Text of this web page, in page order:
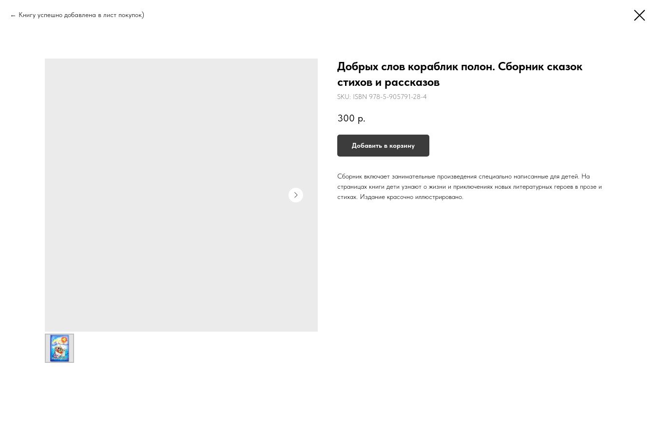
Книгу успешно добавлена в лист покупок)
Добрых слов кораблик полон. Сборник сказок
стихов и рассказов
SKU: ISBN 978-5-905791-28-4
300 р.
Добавить в корзину
Сборник включает занимательные произведения специально написанные для детей. На
страницах книги дети узнают о жизни и приключениях новых литературных героев в прозе и
стихах. Издание красочно иллюстрировано.